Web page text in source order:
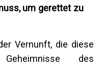
um gerettet zu
Vernunft, die diese
des